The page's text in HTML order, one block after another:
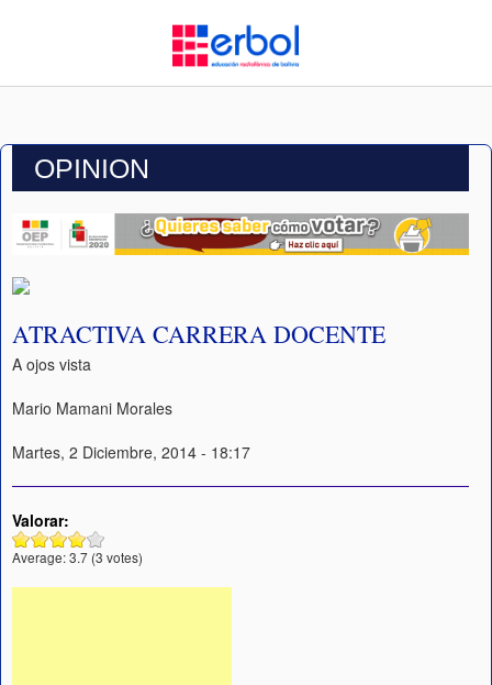
OPINION
ATRACTIVA CARRERA DOCENTE
A ojos vista
Mario Mamani Morales
Martes, 2 Diciembre, 2014 - 18:17
Valorar:
Average:3.7 (3 votes)